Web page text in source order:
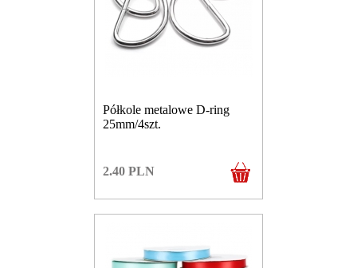
Półkole metalowe D-ring
25mm/4szt.
2.40 PLN